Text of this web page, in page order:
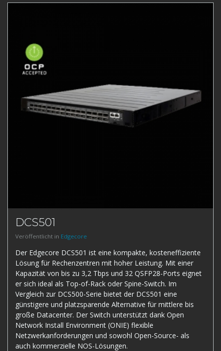
DCS501
Veröffentlicht in Edgecore
Der Edgecore DCS501 ist eine kompakte, kosteneffiziente
Lösung für Rechenzentren mit hoher Leistung. Mit einer
Kapazität von bis zu 3,2 Tbps und 32 QSFP28-Ports eignet
er sich ideal als Top-of-Rack oder Spine-Switch. Im
Vergleich zur DCS500-Serie bietet der DCS501 eine
günstigere und platzsparende Alternative für mittlere bis
große Datacenter. Der Switch unterstützt dank Open
Network Install Environment (ONIE) flexible
Netzwerkanforderungen und sowohl Open-Source- als
auch kommerzielle NOS-Lösungen.